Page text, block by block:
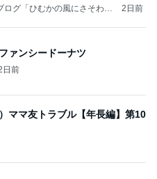
ログ「ひむかの風にさそわれ
2日前
ァンシードーナツ
日前
ママ友トラブル【年長編】第10